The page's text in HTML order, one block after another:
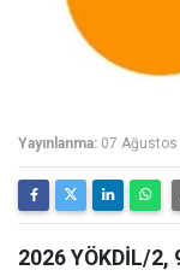
Yayınlanma: 07 Ağustos
2026 YÖKDİL/